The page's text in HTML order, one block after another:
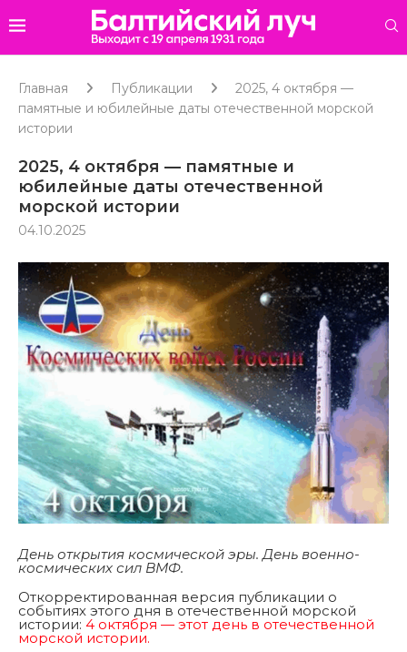
Главная Публикации
2025, 4 октября —
памятные и юбилейные даты отечественной морской
истории
2025, 4 октября — памятные и
юбилейные даты отечественной
морской истории
04.10.2025
День открытия космической эры. День военно-
космических сил ВМФ.
Откорректированная версия публикации о
событиях этого дня в отечественной морской
истории: 4 октября — этот день в отечественной
морской истории.